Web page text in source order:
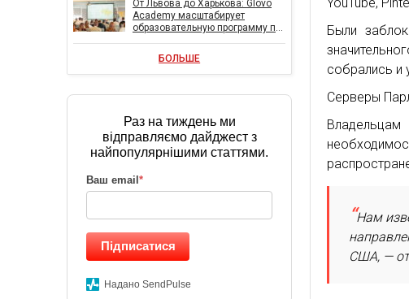
Были
собрались и
Серверы
Нам
США, —
От Львова до Харькова: Glovo
Academy масштабирует
образовательную программу по
бизнеса
БОЛЬШЕ
Раз на тиждень ми
відправляємо дайджест з
найпопулярнішими статтями.
Ваш email *
Підписатися
Надано SendPulse